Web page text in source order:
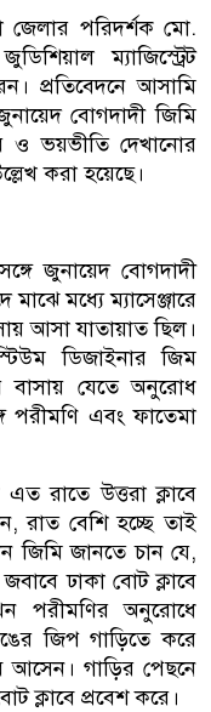
জেলার পরিদর্শক মো.
ম্যাজিস্ট্রেট
প্রতিবেদনে আসামি
বোগদাদী জিমি
ও ভয়ভীতি দেখানোর
করা হয়েছে।
জুনায়েদ বোগদাদী
মধ্যে ম্যাসেঞ্জারে
আসা যাতায়াত ছিল।
ডিজাইনার জিম
বাসায় যেতে অনুরোধ
পরীমণি এবং ফাতেমা
রাতে উত্তরা ক্লাবে
রাত বেশি হচ্ছে তাই
জিমি জানতে চান যে,
ঢাকা বোট ক্লাবে
পরীমণির অনুরোধে
জিপ গাড়িতে করে
আসেন। গাড়ির পেছনে
ক্লাবে প্রবেশ করে।